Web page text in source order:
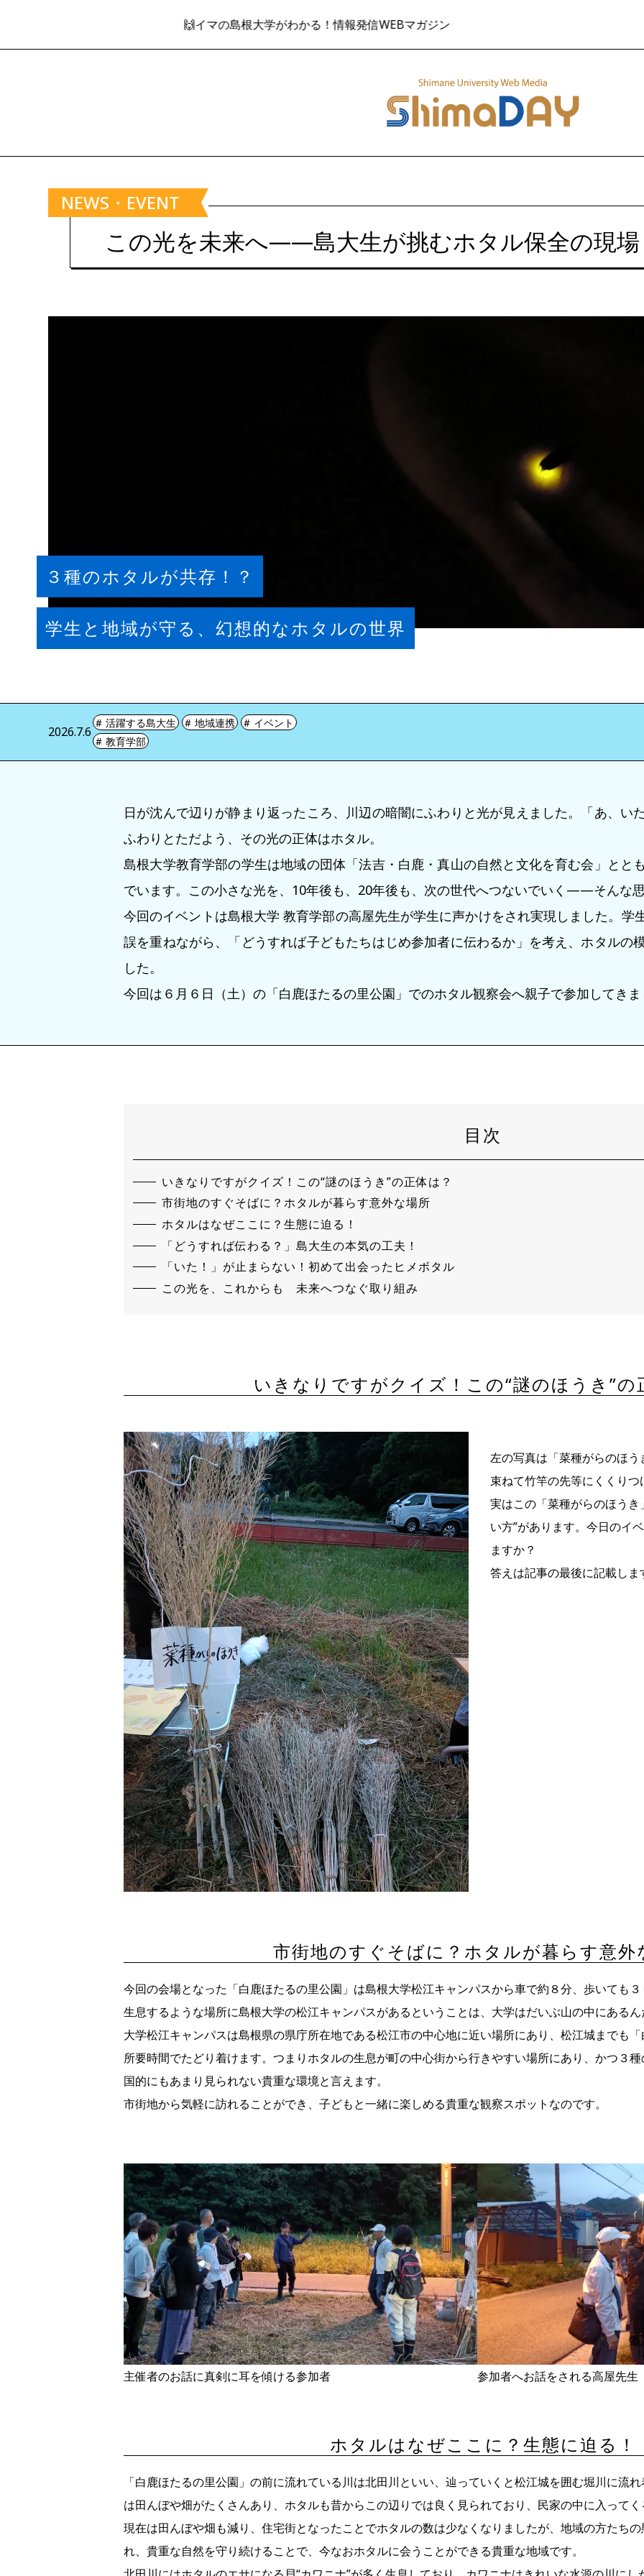
🙌イマの島根大学がわかる！情報発信WEBマガジン
NEWS・EVENT
この光を未来へ——島大生が挑むホタル保全の現
３種のホタルが共存！？
学生と地域が守る、幻想的なホタルの世界
2026.7.6
活躍する島大生 地域連携
イベント
教育学部
日が沈んで辺りが静まり返ったころ、川辺の暗闇にふわりと光が見えました。「あ、い
ふわりとただよう、その光の正体はホタル。
島根大学教育学部の学生は地域の団体「法吉・白鹿・真山の自然と文化を育む会」とと
でいます。この小さな光を、10年後も、20年後も、次の世代へつないでいく——そんな
今回のイベントは島根大学 教育学部の高屋先生が学生に声かけをされ実現しました。学
誤を重ねながら、「どうすれば子どもたちはじめ参加者に伝わるか」を考え、ホタルの
した。
今回は６月６日（土）の「白鹿ほたるの里公園」でのホタル観察会へ親子で参加してき
目次
いきなりですがクイズ！この“謎のほうき”の正体は？
市街地のすぐそばに？ホタルが暮らす意外な場所
ホタルはなぜここに？生態に迫る！
「どうすれば伝わる？」島大生の本気の工夫！
「いた！」が止まらない！初めて出会ったヒメボタル
この光を、これからも 未来へつなぐ取り組み
いきなりですがクイズ！この“謎のほうき”の
左の写真は「菜種がらのほ
束ねて竹竿の先等にくくり
実はこの「菜種がらのほう
い方”があります。今日のイ
ますか？
答えは記事の最後に記載しま
市街地のすぐそばに？ホタルが暮らす意外
今回の会場となった「白鹿ほたるの里公園」は島根大学松江キャンパスから車で約８分、歩いても
生息するような場所に島根大学の松江キャンパスがあるということは、大学はだいぶ山の中にある
大学松江キャンパスは島根県の県庁所在地である松江市の中心地に近い場所にあり、松江城までも
所要時間でたどり着けます。つまりホタルの生息が町の中心街から行きやすい場所にあり、かつ３
国的にもあまり見られない貴重な環境と言えます。
市街地から気軽に訪れることができ、子どもと一緒に楽しめる貴重な観察スポットなのです。
主催者のお話に真剣に耳を傾ける参加者 参加者へお話をされる高屋先生
ホタルはなぜここに？生態に迫る！
「白鹿ほたるの里公園」の前に流れている川は北田川といい、辿っていくと松江城を囲む堀川に流
は田んぼや畑がたくさんあり、ホタルも昔からこの辺りでは良く見られており、民家の中に入って
現在は田んぼや畑も減り、住宅街となったことでホタルの数は少なくなりましたが、地域の方たち
れ、貴重な自然を守り続けることで、今なおホタルに会うことができる貴重な地域です。